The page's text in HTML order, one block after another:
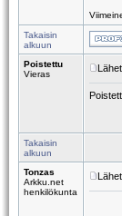
Takaisin
alkuun
Poistettu
Vieras
Takaisin
alkuun
Tonzas
Arkku.net
henkilökunta